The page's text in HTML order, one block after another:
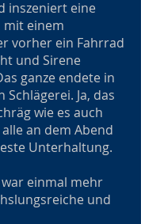
inszeniert eine
mit einem
vorher ein Fahrrad
und Sirene
ganze endete in
Ja, das
wie es auch
an dem Abend
Unterhaltung.
einmal mehr
und